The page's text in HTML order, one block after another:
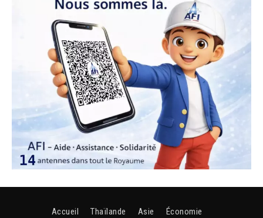
Accueil Thaïlande Asie
Économie